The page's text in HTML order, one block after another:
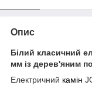
Опис
Білий класичний
мм із дерев'яним
Електричний камін